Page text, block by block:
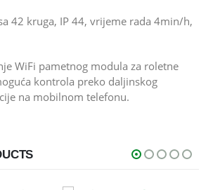
42 kruga, IP 44, vrijeme rada 4min/h,
WiFi pametnog modula za roletne
kontrola preko daljinskog
na mobilnom telefonu.